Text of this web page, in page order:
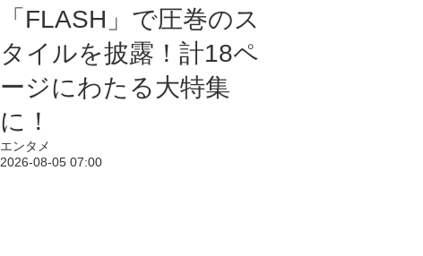
「FLASH」で圧巻のス
タイルを披露！計18ペ
ージにわたる大特集
に！
エンタメ
2026-08-05 07:00